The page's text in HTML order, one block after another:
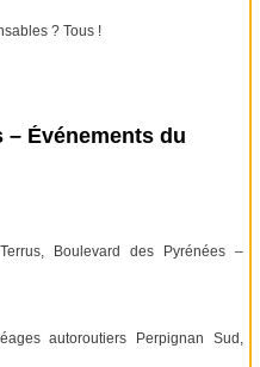
? Tous !
– Événements du
Boulevard des Pyrénées –
autoroutiers Perpignan Sud,